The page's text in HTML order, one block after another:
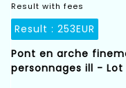
Result with fees
Result : 253EUR
Pont en arche
personnages ill - Lot